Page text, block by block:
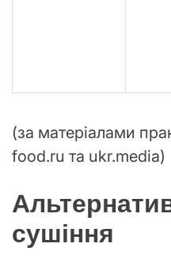
(за матеріалами
food.ru та ukr.media)
сушіння